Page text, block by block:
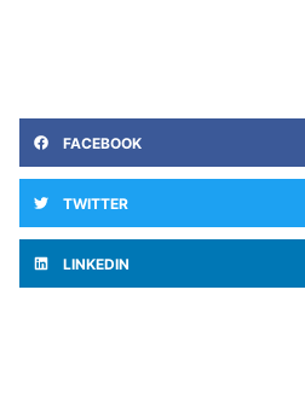
FACEBOOK
TWITTER
LINKEDIN